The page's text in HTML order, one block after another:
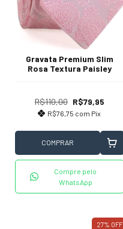
Gravata Premium Slim
Rosa Textura Paisley
R$110,00 R$79,95
R$76,75 com Pix
COMPRAR
Compre pelo
WhatsApp
27% OFF